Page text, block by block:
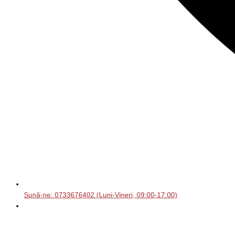
Sună-ne: 0733676402 (Luni-Vineri, 09:00-17:00)